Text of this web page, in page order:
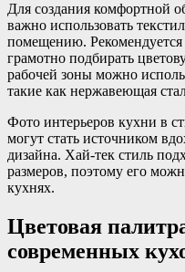
Для создания комфортной
важно использовать
помещению.
грамотно подбирать
рабочей зоны можно
такие как нержавеющая
Фото интерьеров кухни в
могут стать источником
дизайна. Хай-тек стиль
размеров, поэтому его
кухнях.
Цветовая
современных